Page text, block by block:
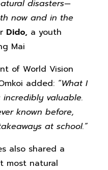
disasters—
now and in the
Dido, a youth
Mai
of World Vision
added: “What I
valuable.
known before,
at school.”
also shared a
most natural